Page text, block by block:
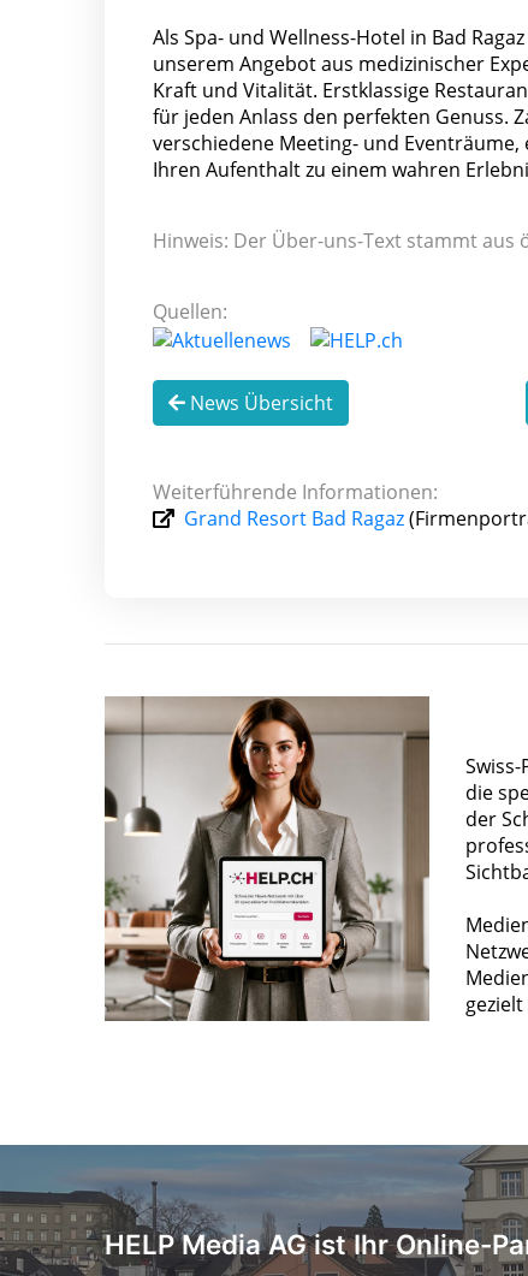
Als Spa- und Wellness-Hotel in Bad
unserem Angebot aus medizinischer
Kraft und Vitalität. Erstklassige
für jeden Anlass den perfekten Genuss.
verschiedene Meeting- und
Ihren Aufenthalt zu einem wahren
Hinweis: Der Über-uns-Text stammt
Quellen:
News Übersicht
Weiterführende Informationen:
Grand Resort Bad Ragaz
die
der
HELP Media AG ist Ihr Online-